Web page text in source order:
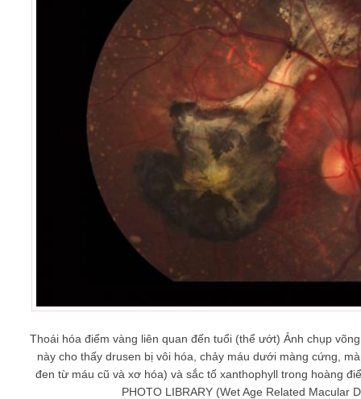
Thoái hóa điểm vàng liên quan đến tuổi (thể ướt) Ảnh chụp
này cho thấy drusen bị vôi hóa, chảy máu dưới màng cứng,
đen từ máu cũ và xơ hóa) và sắc tố xanthophyll trong hoàng
PHOTO LIBRARY (Wet Age Related Macular